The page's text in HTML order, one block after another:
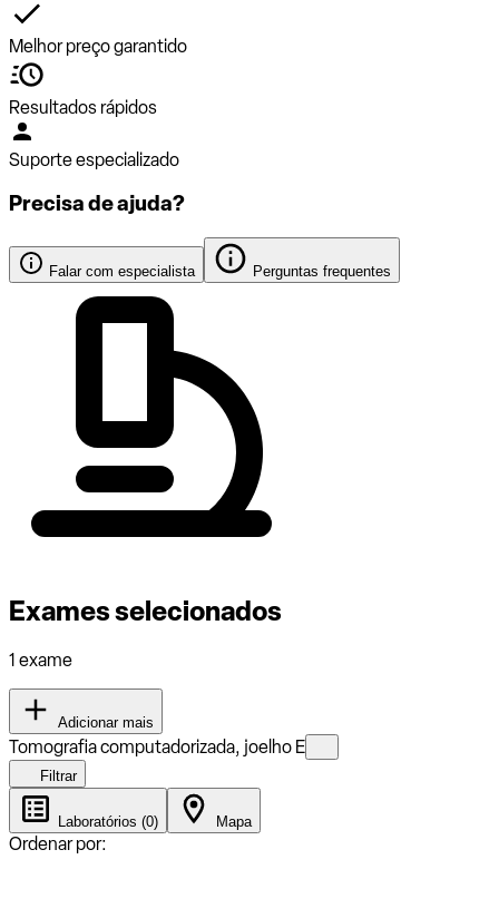
Melhor preço garantido
Resultados rápidos
Suporte especializado
Precisa de ajuda?
Falar com especialista Perguntas frequentes
Exames selecionados
1 exame
Adicionar mais
Tomografia computadorizada, joelho E
Filtrar
Laboratórios (0) Mapa
Ordenar por: